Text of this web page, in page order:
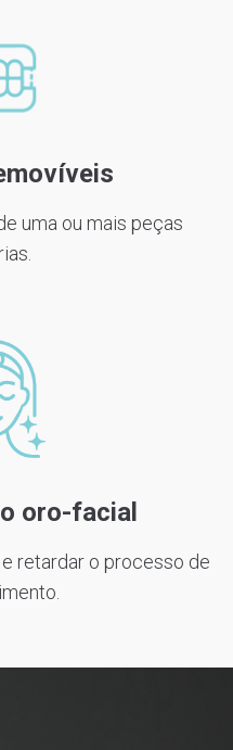
uma ou mais peças
oro-facial
retardar o processo de